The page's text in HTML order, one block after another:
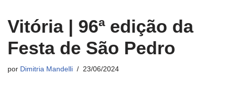
Vitória | 96ª edição da
Festa de São Pedro
por Dimitria Mandelli 23/06/2024